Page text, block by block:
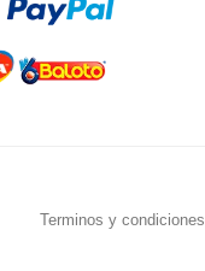
Terminos y condiciones